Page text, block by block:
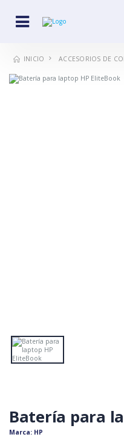
INICIO ACCESORIOS DE
Batería para
Marca: HP